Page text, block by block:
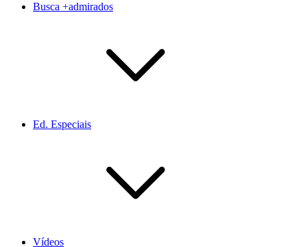
Busca +admirados
Ed. Especiais
Vídeos